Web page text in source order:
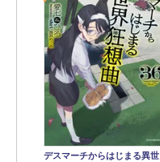
デスマーチからはじまる異世